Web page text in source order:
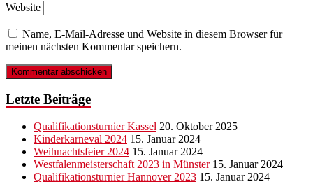
Website
Name, E-Mail-Adresse und Website in diesem Browser für
meinen nächsten Kommentar speichern.
Letzte Beiträge
Qualifikationsturnier Kassel 20. Oktober 2025
Kinderkarneval 2024 15. Januar 2024
Weihnachtsfeier 2024 15. Januar 2024
Westfalenmeisterschaft 2023 in Münster 15. Januar 2024
Qualifikationsturnier Hannover 2023 15. Januar 2024